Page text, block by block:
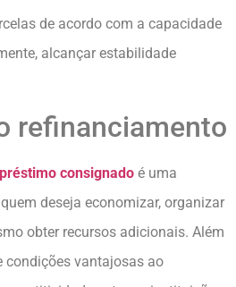
de acordo com a capacidade
alcançar estabilidade
refinanciamento
consignado é uma
deseja economizar, organizar
obter recursos adicionais. Além
condições vantajosas ao